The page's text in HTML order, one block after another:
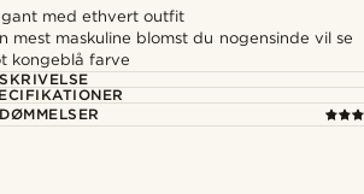
med ethvert outfit
mest maskuline blomst du nogensinde vil se
kongeblå farve